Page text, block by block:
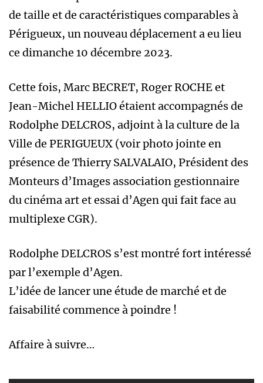
de taille et de caractéristiques comparables à
Périgueux, un nouveau déplacement a eu lieu
ce dimanche 10 décembre 2023.
Cette fois, Marc BECRET, Roger ROCHE et
Jean-Michel HELLIO étaient accompagnés de
Rodolphe DELCROS, adjoint à la culture de la
Ville de PERIGUEUX (voir photo jointe en
présence de Thierry SALVALAIO, Président des
Monteurs d’Images association gestionnaire
du cinéma art et essai d’Agen qui fait face au
multiplexe CGR).
Rodolphe DELCROS s’est montré fort intéressé
par l’exemple d’Agen.
L’idée de lancer une étude de marché et de
faisabilité commence à poindre !
Affaire à suivre…